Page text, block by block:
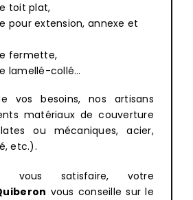
toit plat,
pour extension, annexe et
fermette,
lamellé-collé…
vos besoins, nos artisans
matériaux de couverture
ou mécaniques, acier,
etc.).
vous satisfaire, votre
vous conseille sur le